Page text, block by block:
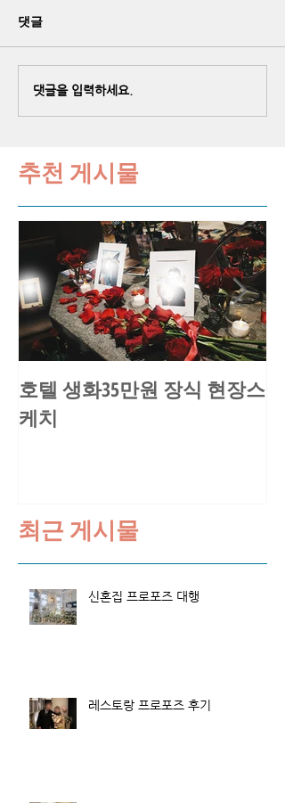
댓글
댓글을 입력하세요.
추천 게시물
호텔 생화35만원 장식 현장스
케치
최근 게시물
신혼집 프로포즈 대행
레스토랑 프로포즈 후기